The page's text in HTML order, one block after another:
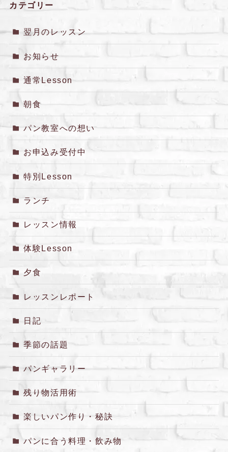
カテゴリー
翌月のレッスン
お知らせ
通常Lesson
朝食
パン教室への想い
お申込み受付中
特別Lesson
ランチ
レッスン情報
体験Lesson
夕食
レッスンレポート
日記
季節の話題
パンギャラリー
残り物活用術
楽しいパン作り・秘訣
パンに合う料理・飲み物